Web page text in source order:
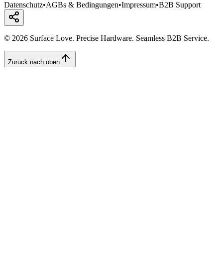
Datenschutz•AGBs & Bedingungen•Impressum•B2B Support
© 2026 Surface Love. Precise Hardware. Seamless B2B Service.
Zurück nach oben